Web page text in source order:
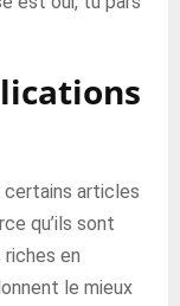
certains articles
qu’ils sont
en
le mieux